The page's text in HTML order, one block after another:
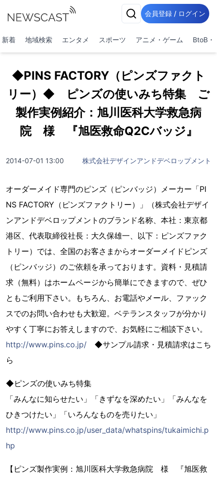
会員登録 / ログイン
新着 地域検索 エンタメ スポーツ アニメ・ゲーム BtoB・
◆PINS FACTORY（ピンズファクト
リー）◆ ピンズの使いみち特集 ご
製作実例紹介：旭川医科大学救急病
院 様 『旭医救命Q2Cバッジ』
2014-07-01 13:00 株式会社デザインアンドデベロップメント
オーダーメイド専門のピンズ（ピンバッジ）メーカー「PI
NS FACTORY（ピンズファクトリー）」（株式会社デザイ
ンアンドデベロップメントのブランド名称、本社：東京都
港区、代表取締役社長：大久保雄一、以下：ピンズファク
トリー）では、全国のお客さまからオーダーメイドピンズ
（ピンバッジ）のご依頼を承っております。資料・見積請
求（無料）はホームページから簡単にできますので、ぜひ
ともご利用下さい。もちろん、お電話やメール、ファック
スでのお問い合わせも大歓迎。ベテランスタッフが分かり
やすく丁寧にお答えしますので、お気軽にご相談下さい。
http://www.pins.co.jp/ ◆サンプル請求・見積請求はこち
ら
◆ピンズの使いみち特集
「みんなに知らせたい」「きずなを深めたい」「みんなを
ひきつけたい」「いろんなものを売りたい」
http://www.pins.co.jp/user_data/whatspins/tukaimichi.p
hp
【ピンズ製作実例：旭川医科大学救急病院 様 『旭医救